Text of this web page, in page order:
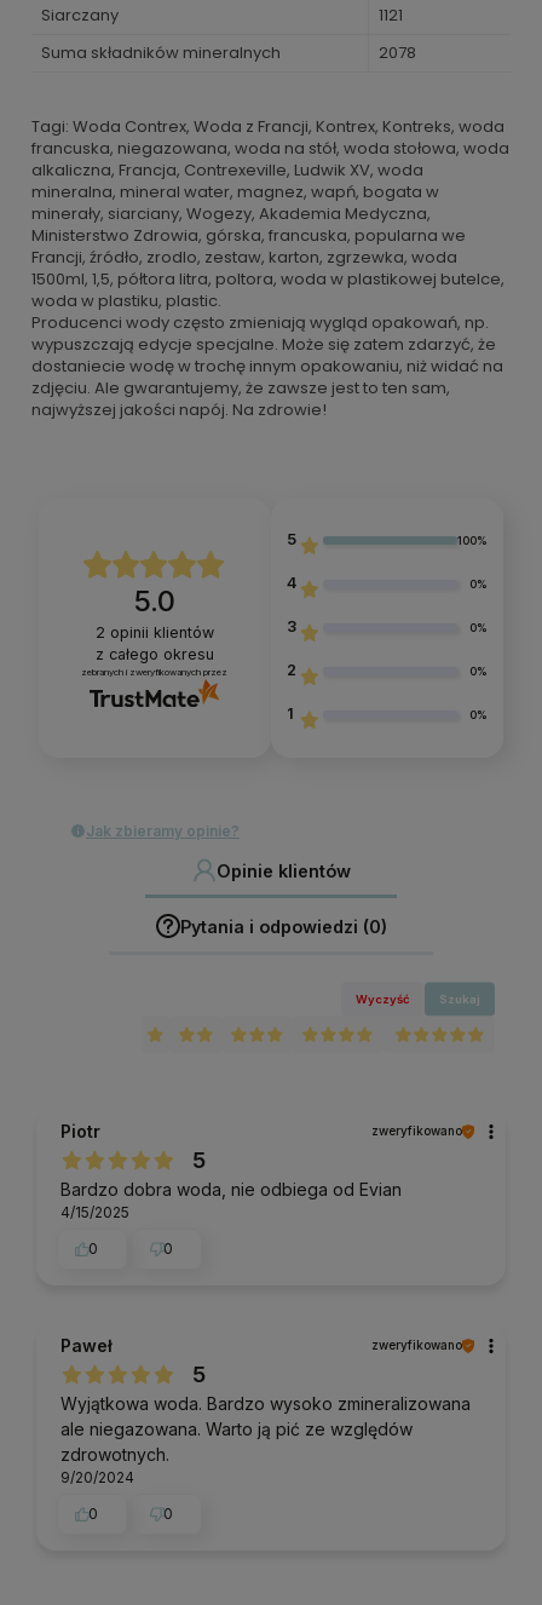
Siarczany
1121
Suma składników mineralnych
2078
Tagi: Woda Contrex, Woda z Francji, Kontrex, Kontreks, woda
francuska, niegazowana, woda na stół, woda stołowa, woda
alkaliczna, Francja, Contrexeville, Ludwik XV, woda
mineralna, mineral water, magnez, wapń, bogata w
minerały, siarciany, Wogezy, Akademia Medyczna,
Ministerstwo Zdrowia, górska, francuska, popularna we
Francji, źródło, zrodlo, zestaw, karton, zgrzewka, woda
1500ml, 1,5, półtora litra, poltora, woda w plastikowej butelce,
woda w plastiku, plastic.
Producenci wody często zmieniają wygląd opakowań, np.
wypuszczają edycje specjalne. Może się zatem zdarzyć, że
dostaniecie wodę w trochę innym opakowaniu, niż widać na
zdjęciu. Ale gwarantujemy, że zawsze jest to ten sam,
najwyższej jakości napój. Na zdrowie!
5.0
2 opinii klientów
z całego okresu
zebranych i zweryfikowanych przez
5 100%
4 0%
3 0%
2 0%
1 0%
Jak zbieramy opinie?
Opinie klientów
Pytania i odpowiedzi (0)
Wyczyść Szukaj
Piotr zweryfikowano
5
Bardzo dobra woda, nie odbiega od Evian
4/15/2025
0
0
Paweł zweryfikowano
5
Wyjątkowa woda. Bardzo wysoko zmineralizowana
ale niegazowana. Warto ją pić ze względów
zdrowotnych.
9/20/2024
0
0